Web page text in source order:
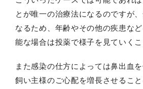
とが唯一の治療法になるのですが
なるため、年齢やその他の疾患な
能な場合は投薬で様子を見ていくこ
また感染の仕方によっては鼻出血を
飼い主様のご心配を増長させること